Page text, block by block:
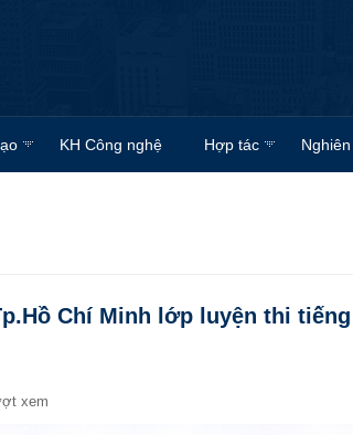
KH Công nghệ Hợp tác
Chí Minh lớp luyện thi tiếng
xem